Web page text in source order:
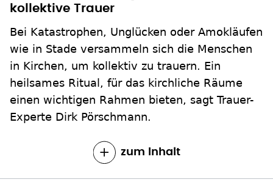
kollektive Trauer
Bei Katastrophen, Unglücken oder Amokläufen
wie in Stade versammeln sich die Menschen
in Kirchen, um kollektiv zu trauern. Ein
heilsames Ritual, für das kirchliche Räume
einen wichtigen Rahmen bieten, sagt Trauer-
Experte Dirk Pörschmann.
zum Inhalt